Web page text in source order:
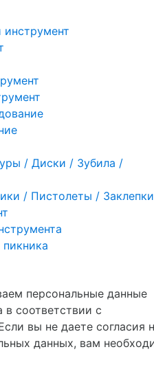
/ Диски / Зубила /
/ Пистолеты / Заклепки
персональные данные
в соответствии с
вы не даете согласия
данных, вам